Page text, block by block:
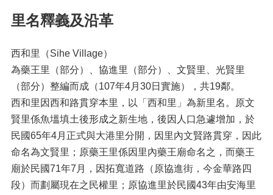
里名釋義及沿革
西和里（Sihe Village）
為藥王里（部分）、協進里（部分）、文賢里、光賢里
（部分）整編而成（107年4月30日實施），共19鄰。
西和里因西和路貫穿本里，以「西和里」為新里名。原文
賢里係魚塭填土後形成之新生地，後因人口急遽增加，於
民國65年4月正式與大港里分開，因里內文賢路貫穿，因此
命名為文賢里；原藥王里係因里內藥王廟命名之，而藥王
廟於民國71年7月，因拓寬道路（原協進街，今金華路四
段）而劃屬現在之民權里；原協進里於民國43年由安海里